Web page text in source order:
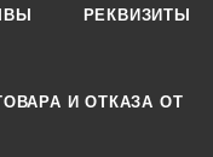
РЕКВИЗИТЫ
И ОТКАЗА ОТ